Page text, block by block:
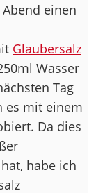
einen
Glaubersalz
Wasser
Tag
es mit einem
Da dies
habe ich